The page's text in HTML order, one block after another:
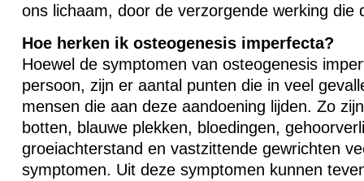
ons lichaam, door de verzorgende werking die
Hoe herken ik osteogenesis imperfecta?
Hoewel de symptomen van osteogenesis
persoon, zijn er aantal punten die in veel
mensen die aan deze aandoening lijden. Zo
botten, blauwe plekken, bloedingen,
groeiachterstand en vastzittende gewrichten
symptomen. Uit deze symptomen kunnen